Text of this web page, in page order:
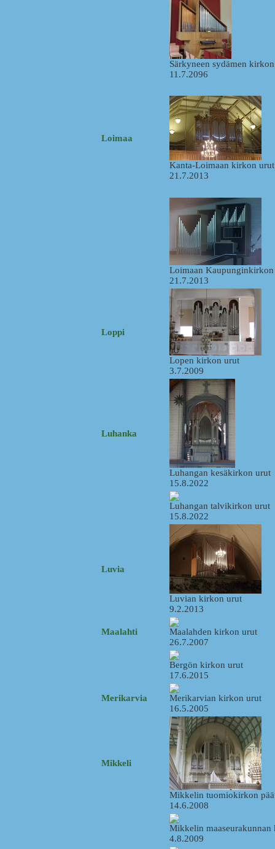
Särkyneen sydämen
11.7.2096
Loimaa
Kanta-Loimaan kirkon urut
21.7.2013
Loimaan
21.7.2013
Loppi
Lopen kirkon urut
3.7.2009
Luhanka
Luhangan kesäkirkon urut
15.8.2022
Luhangan talvikirkon urut
15.8.2022
Luvia
Luvian kirkon urut
9.2.2013
Maalahti
Maalahden kirkon urut
26.7.2007
Bergön kirkon urut
17.6.2015
Merikarvia
Merikarvian kirkon urut
16.5.2005
Mikkeli
Mikkelin tuomiokirkon
14.6.2008
Mikkelin maaseurakunnan
4.8.2009